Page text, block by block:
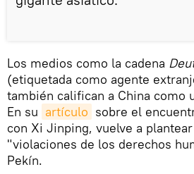
Los medios como la cadena
(etiquetada como agente
también califican a China como
En su artículo sobre el
con Xi Jinping, vuelve a
"violaciones de los derechos
Pekín.